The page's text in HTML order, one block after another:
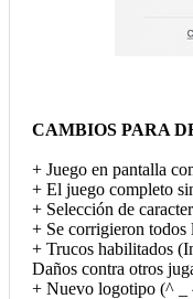
CAMBIOS PARA
+ Juego en pantalla
+ El juego completo
+ Selección de
+ Se corrigieron todos
+ Trucos habilitados
Daños contra otros
+ Nuevo logotipo (^ _